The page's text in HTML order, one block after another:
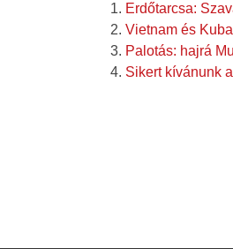
Erdőtarcsa:
Vietnam és
Palotás: hajrá
Sikert kívánunk